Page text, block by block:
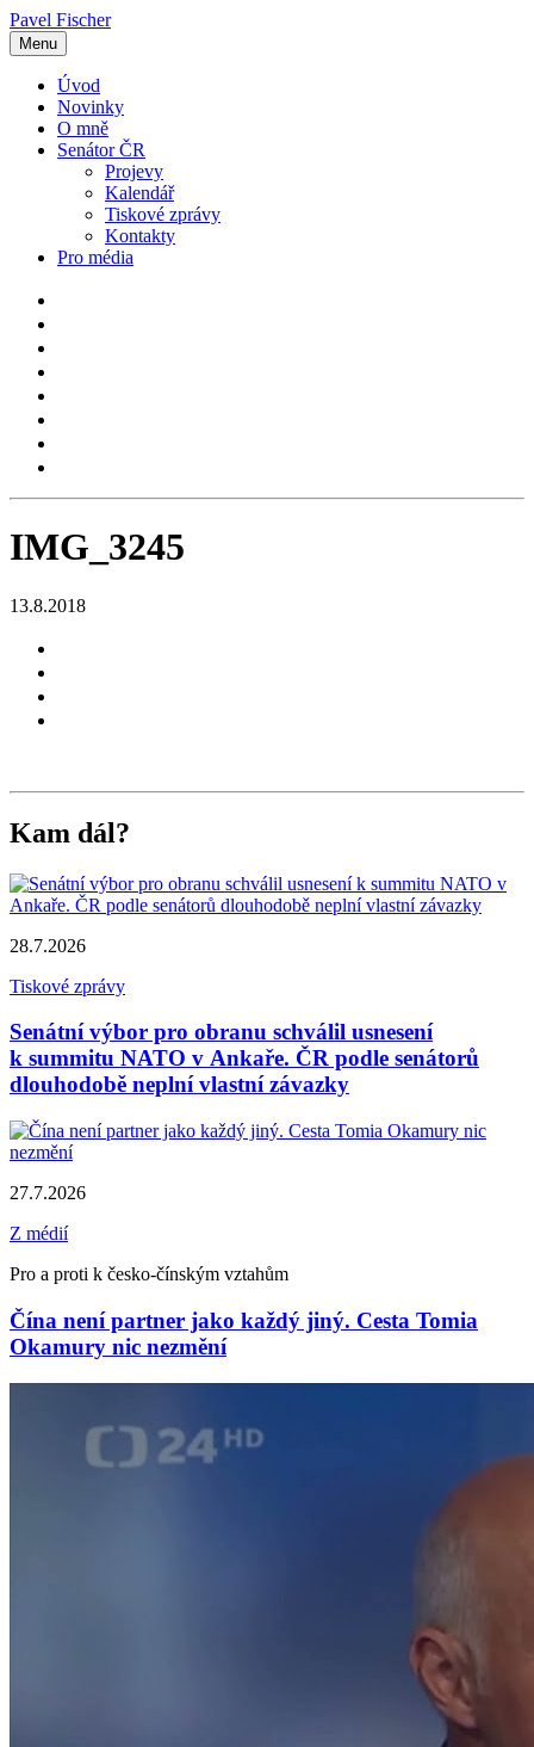
Pavel Fischer
Menu
Úvod
Novinky
O mně
Senátor ČR
Projevy
Kalendář
Tiskové zprávy
Kontakty
Pro média
IMG_3245
13.8.2018
Kam dál?
28.7.2026
Tiskové zprávy
Senátní výbor pro obranu schválil usnesení
k summitu NATO v Ankaře. ČR podle senátorů
dlouhodobě neplní vlastní závazky
27.7.2026
Z médií
Pro a proti k česko-čínským vztahům
Čína není partner jako každý jiný. Cesta Tomia
Okamury nic nezmění